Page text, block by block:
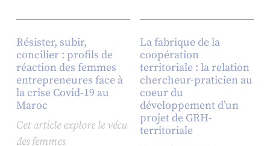
Résister, subir,
concilier : profils de
réaction des femmes
entrepreneures face à
la crise Covid-19 au
Maroc
Cet article explore le vécu
des femmes
La fabrique de la
coopération
territoriale : la relation
chercheur-praticien au
coeur du
développement d’un
projet de GRH-
territoriale